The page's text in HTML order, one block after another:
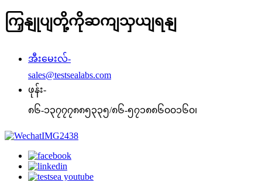
ကြှနျုပျတို့ကိုဆကျသှယျရနျ
အီးမေးလ်-
sales@testsealabs.com
ဖုန်း-
၈၆-၁၃၇၇၇၈၈၅၃၃၅/၈၆-၅၇၁၈၈၆၀၀၁၆၀၊